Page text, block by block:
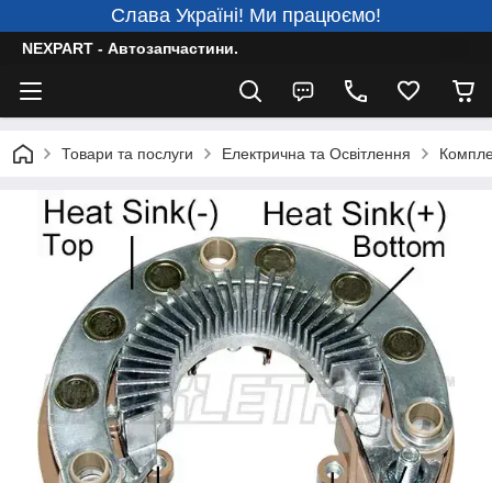
Слава Україні! Ми працюємо!
NEXPART - Автозапчастини.
Товари та послуги Електрична та Освітлення